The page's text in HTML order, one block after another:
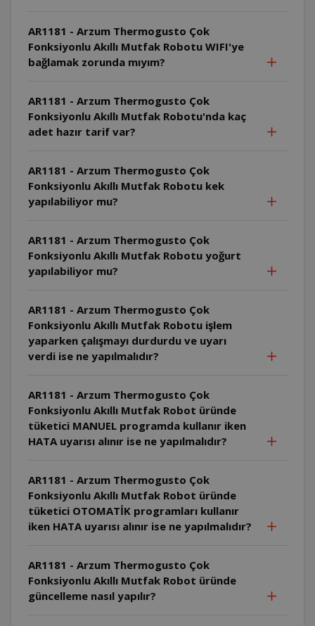
AR1181 - Arzum Thermogusto Çok
Fonksiyonlu Akıllı Mutfak Robotu WIFI'ye
bağlamak zorunda mıyım?
AR1181 - Arzum Thermogusto Çok
Fonksiyonlu Akıllı Mutfak Robotu'nda kaç
adet hazır tarif var?
AR1181 - Arzum Thermogusto Çok
Fonksiyonlu Akıllı Mutfak Robotu kek
yapılabiliyor mu?
AR1181 - Arzum Thermogusto Çok
Fonksiyonlu Akıllı Mutfak Robotu yoğurt
yapılabiliyor mu?
AR1181 - Arzum Thermogusto Çok
Fonksiyonlu Akıllı Mutfak Robotu işlem
yaparken çalışmayı durdurdu ve uyarı
verdi ise ne yapılmalıdır?
AR1181 - Arzum Thermogusto Çok
Fonksiyonlu Akıllı Mutfak Robot üründe
tüketici MANUEL programda kullanır iken
HATA uyarısı alınır ise ne yapılmalıdır?
AR1181 - Arzum Thermogusto Çok
Fonksiyonlu Akıllı Mutfak Robot üründe
tüketici OTOMATİK programları kullanır
iken HATA uyarısı alınır ise ne yapılmalıdır?
AR1181 - Arzum Thermogusto Çok
Fonksiyonlu Akıllı Mutfak Robot üründe
güncelleme nasıl yapılır?